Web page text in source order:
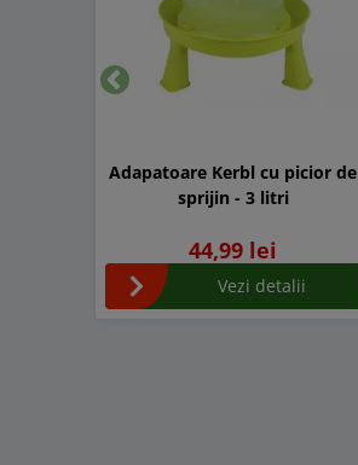
Adapatoare Kerbl cu picior de
sprijin - 3 litri
44,99 lei
Vezi detalii